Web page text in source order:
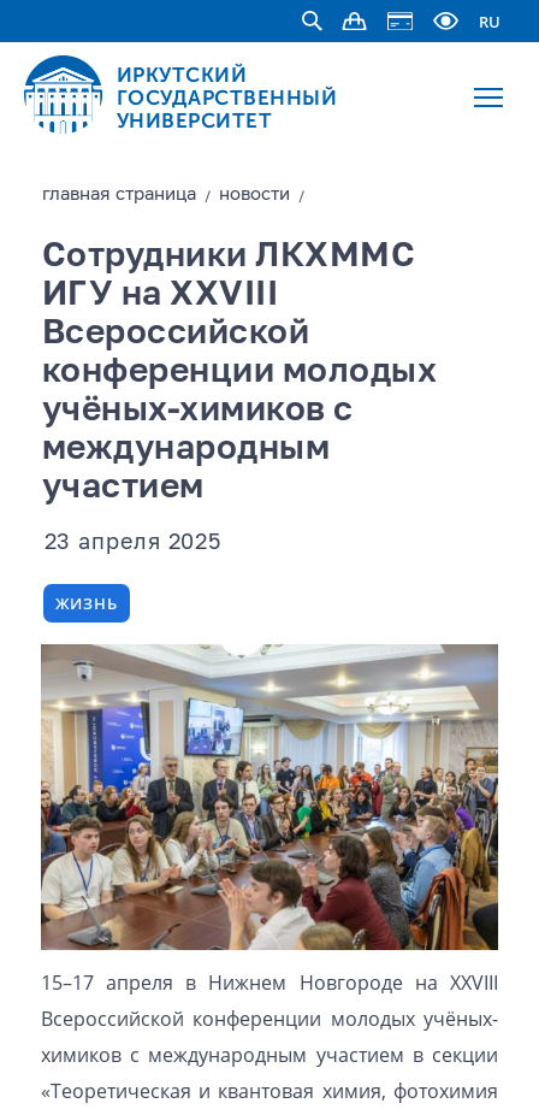
RU
ИРКУТСКИЙ
ГОСУДАРСТВЕННЫЙ
УНИВЕРСИТЕТ
главная страницa / новости /
Сотрудники ЛКХММС
ИГУ на XXVIII
Всероссийской
конференции молодых
учёных-химиков с
международным
участием
23 апреля 2025
ЖИЗНЬ
15–17 апреля в Нижнем Новгороде на XXVIII
Всероссийской конференции молодых учёных-
химиков с международным участием в секции
«Теоретическая и квантовая химия, фотохимия